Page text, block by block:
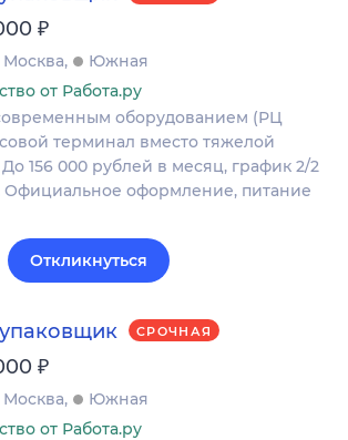
₽
Москва
Южная
от Работа.ру
оборудованием (РЦ
терминал вместо тяжелой
156 000 рублей в месяц, график 2/2
Официальное оформление, питание
Откликнуться
СРОЧНАЯ
₽
Москва
Южная
от Работа.ру